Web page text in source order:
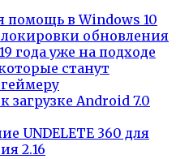
в Windows 10
обновления
года уже на подходе
станут
загрузке Android 7.0
UNDELETE 360 для
2.16